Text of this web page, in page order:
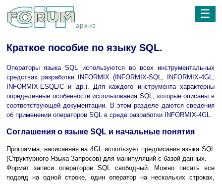
архив
☰
Краткое пособие по языку SQL.
Операторы языка SQL используются во всех инструментальных
средствах разработки INFORMIX (INFORMIX-SQL, INFORMIX-4GL,
INFORMIX-ESQL/C и др.). Для каждого инструмента характерны
определенные особенности использования SQL, которые описаны в
соответствующей документации. В этом разделе даются сведения
об применении операторов SQL в среде разработки INFORMIX-4GL.
Соглашения о языке SQL и начальные понятия
Программа, написанная на 4GL использует предписания языка SQL
(Структурного Языка Запросов) для манипуляций с базой данных.
Формат записи операторов SQL свободный. Можно писать все
подряд на одной строке, один оператор на нескольких строках,